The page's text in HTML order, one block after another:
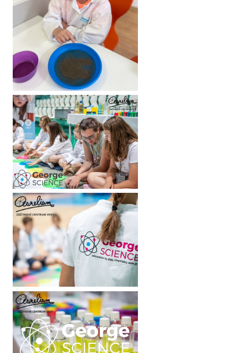
Vyškolení lektori
Vedecké pokusy
Možnosť priniesť si vlastné občerstvenie
Neobmedzený vstup do Zážitkového centra vedy počas celého dňa
zadarmo (1 dieťa + 1 sprievodná osoba)
Požičanie detských laboratórnych plášťov pre každého zadarmo
Spotrebný a laboratórny materiál pre každého účastníka
DARČEKOVÁ POUKÁŽKA - FLEXI - 2026 - Bez nutnosti rezervácie
termínu
Cena: 29,99€
Miesto konania: Bojnická 3, Bratislava (ZCV Aurelium)
Stačí iba prísť na Vami vybraný termín.
Termíny:
17.1.2026
14.2.2026
21.3.2026
18.4.2026
9.5.2026
13.6.2026
19.9.2026
17.10.2026
21.11.2026
12.12.2026